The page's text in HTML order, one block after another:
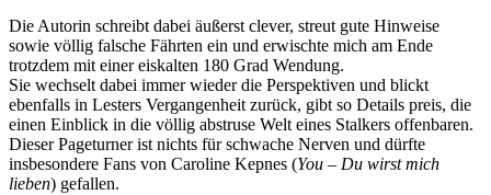
Die Autorin schreibt dabei äußerst clever, streut gute Hinweise
sowie völlig falsche Fährten ein und erwischte mich am Ende
trotzdem mit einer eiskalten 180 Grad Wendung.
Sie wechselt dabei immer wieder die Perspektiven und blickt
ebenfalls in Lesters Vergangenheit zurück, gibt so Details preis, die
einen Einblick in die völlig abstruse Welt eines Stalkers offenbaren.
Dieser Pageturner ist nichts für schwache Nerven und dürfte
insbesondere Fans von Caroline Kepnes (You – Du wirst mich
lieben) gefallen.